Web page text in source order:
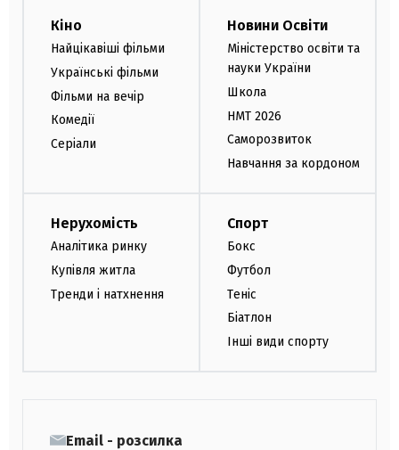
Кіно
Найцікавіші фільми
Українські фільми
Фільми на вечір
Комедії
Серіали
Новини Освіти
Міністерство освіти та
науки України
Школа
НМТ 2026
Саморозвиток
Навчання за кордоном
Нерухомість
Аналітика ринку
Купівля житла
Тренди і натхнення
Спорт
Бокс
Футбол
Теніс
Біатлон
Інші види спорту
Email - розсилка